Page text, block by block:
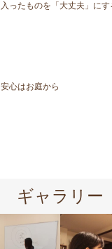
入ったものを「大丈夫」に
安心はお庭から
ギャラリー